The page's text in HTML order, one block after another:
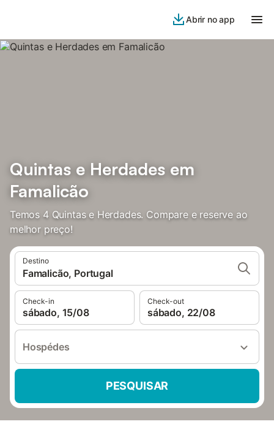
Abrir no app
Quintas e Herdades em
Famalicão
Temos 4 Quintas e Herdades. Compare e reserve ao
melhor preço!
Destino
Famalicão, Portugal
Check-in
sábado, 15/08
Check-out
sábado, 22/08
Hospédes
PESQUISAR